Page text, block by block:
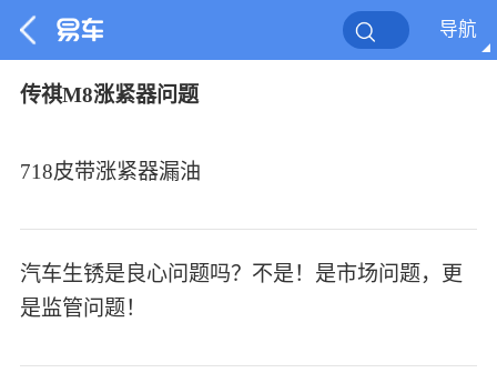
导航
传祺M8涨紧器问题
718皮带涨紧器漏油
汽车生锈是良心问题吗？不是！是市场问题，更
是监管问题！